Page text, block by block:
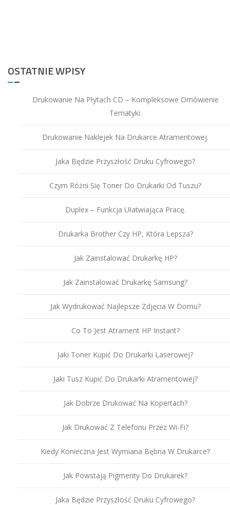
OSTATNIE WPISY
Drukowanie Na Płytach CD – Kompleksowe Omówienie
Tematyki.
Drukowanie Naklejek Na Drukarce Atramentowej.
Jaka Będzie Przyszłość Druku Cyfrowego?
Czym Różni Się Toner Do Drukarki Od Tuszu?
Duplex – Funkcja Ułatwiająca Pracę.
Drukarka Brother Czy HP, Która Lepsza?
Jak Zainstalować Drukarkę HP?
Jak Zainstalować Drukarkę Samsung?
Jak Wydrukować Najlepsze Zdjęcia W Domu?
Co To Jest Atrament HP Instant?
Jaki Toner Kupić Do Drukarki Laserowej?
Jaki Tusz Kupić Do Drukarki Atramentowej?
Jak Dobrze Drukować Na Kopertach?
Jak Drukować Z Telefonu Przez Wi-Fi?
Kiedy Konieczna Jest Wymiana Bębna W Drukarce?
Jak Powstają Pigmenty Do Drukarek?
Jaka Będzie Przyszłość Druku Cyfrowego?